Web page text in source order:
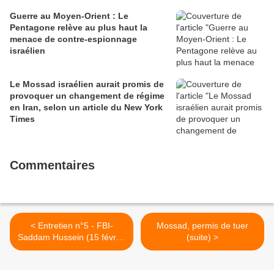
Guerre au Moyen-Orient : Le
Pentagone relève au plus haut la
menace de contre-espionnage
israélien
Le Mossad israélien aurait promis de
provoquer un changement de régime
en Iran, selon un article du New York
Times
Commentaires
< Entretien n°5 - FBI-
Saddam Hussein (15 février
2004)
Mossad, permis de tuer
(suite) >